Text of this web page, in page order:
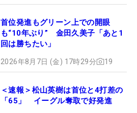
首位発進もグリーン上での開眼
も“10年ぶり” 金田久美子「あと1
回は勝ちたい」
2026年8月7日 (金) 17時29分 19
＜速報＞松山英樹は首位と4打差の
「65」 イーグル奪取で好発進